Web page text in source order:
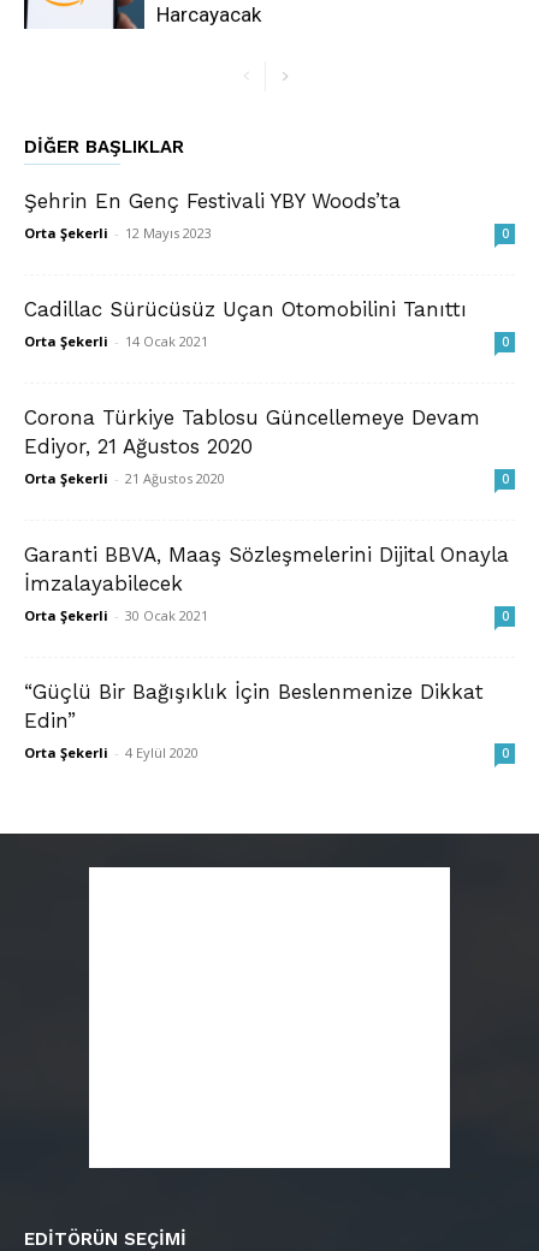
Harcayacak
DIĞER BAŞLIKLAR
Şehrin En Genç Festivali YBY Woods’ta
Orta Şekerli - 12 Mayıs 2023 0
Cadillac Sürücüsüz Uçan Otomobilini Tanıttı
Orta Şekerli - 14 Ocak 2021 0
Corona Türkiye Tablosu Güncellemeye Devam
Ediyor, 21 Ağustos 2020
Orta Şekerli - 21 Ağustos 2020 0
Garanti BBVA, Maaş Sözleşmelerini Dijital Onayla
İmzalayabilecek
Orta Şekerli - 30 Ocak 2021 0
“Güçlü Bir Bağışıklık İçin Beslenmenize Dikkat
Edin”
Orta Şekerli - 4 Eylül 2020 0
EDITÖRÜN SEÇIMI